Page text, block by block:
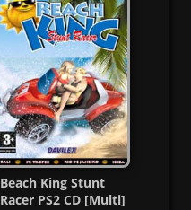
Beach King Stunt
Racer PS2 CD [Multi]